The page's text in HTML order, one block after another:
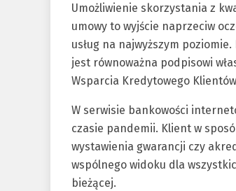
Umożliwienie skorzystania z
umowy to wyjście naprzeciw
usług na najwyższym
jest równoważna podpisowi
Wsparcia Kredytowego
W serwisie bankowości
czasie pandemii. Klient w
wystawienia gwarancji czy
wspólnego widoku dla
bieżącej.